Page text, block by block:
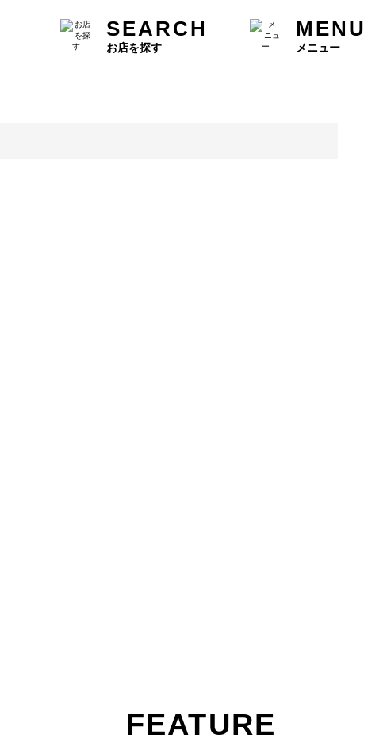
SEARCH
お店を探す
MENU
メニュー
FEATURE